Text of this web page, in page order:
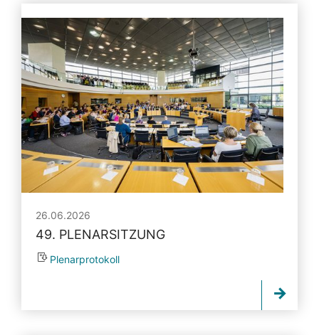
26.06.2026
49. PLENARSITZUNG
Plenarprotokoll